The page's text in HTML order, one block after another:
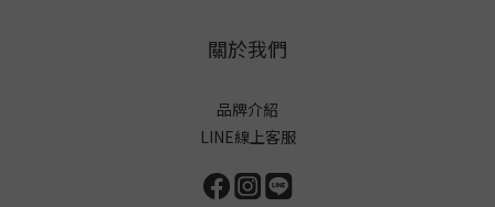
關於我們
品牌介紹
LINE線上客服